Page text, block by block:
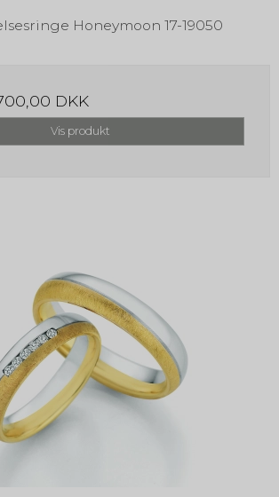
Honeymoon 17-19050
DKK
Vis produkt